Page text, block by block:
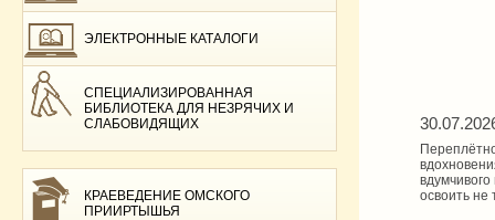
ЭЛЕКТРОННЫЕ КАТАЛОГИ
СПЕЦИАЛИЗИРОВАННАЯ
БИБЛИОТЕКА ДЛЯ НЕЗРЯЧИХ И
СЛАБОВИДЯЩИХ
КРАЕВЕДЕНИЕ ОМСКОГО
ПРИИРТЫШЬЯ
освоить не